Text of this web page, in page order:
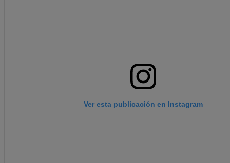
Ver esta publicación en Instagram